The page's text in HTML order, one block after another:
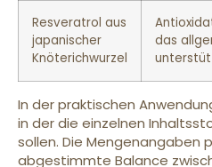
Resveratrol aus
japanischer
Knöterichwurzel
das
In der praktischen
in der die einzelnen
sollen. Die Mengenangaben
abgestimmte Balance